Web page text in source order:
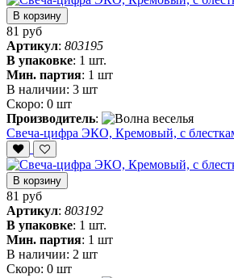
В корзину
81 руб
Артикул: 803195
В упаковке: 1 шт.
Мин. партия: 1 шт
В наличии: 3 шт
Скоро: 0 шт
Производитель:
Свеча-цифра ЭКО, Кремовый, с
В корзину
81 руб
Артикул: 803192
В упаковке: 1 шт.
Мин. партия: 1 шт
В наличии: 2 шт
Скоро: 0 шт